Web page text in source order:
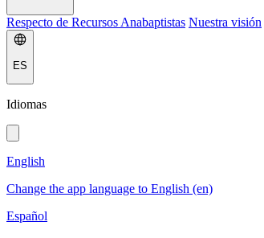
Respecto de Recursos Anabaptistas Nuestra visión
ES
Idiomas
English
Change the app language to English (en)
Español